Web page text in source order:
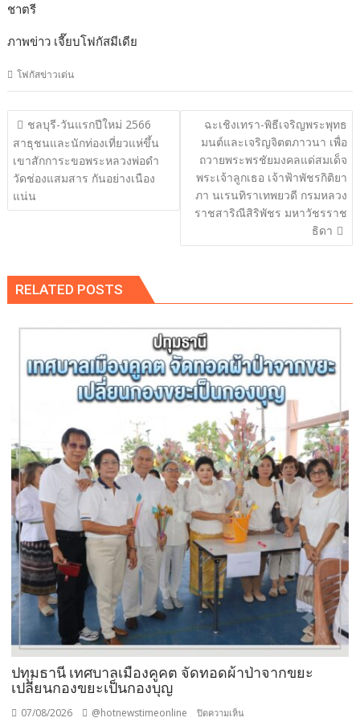
ชาตรี
ภาพข่าว เจี๊ยบโฟกัสมีเดีย
โฟกัสข่าวเด่น
แนะแนว
เรื่อง
ชลบุรี-วันแรกปีใหม่ 2566
สาธุชนและนักท่องเที่ยวแห่ขึ้น
เขาสักการะขอพระหลวงพ่อดำ
วัดช่องแสมสาร กันอย่างเนือง
แน่น
ฉะเชิงเทรา-พิธีเจริญพระพุทธ
มนต์และเจริญจิตตภาวนา เพื่อ
ถวายพระพรชัยมงคลแด่สมเด็จ
พระเจ้าลูกเธอ เจ้าฟ้าพัชรกิติยา
ภา นเรนทิราเทพยวดี กรมหลวง
ราชสาริณีสิริพัชร มหาวัชรราช
ธิดา
RELATED POSTS
ปทุมธานี เทศบาลเมืองคูคต จัดทอดผ้าป่าจากขยะ
เปลี่ยนกองขยะเป็นกองบุญ
07/08/2026 @hotnewstimeonline ปิดความเห็น